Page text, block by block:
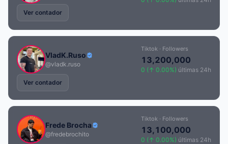
Ver contador
VladK.Ruso
@vladk.ruso
Tiktok · Followers
13,200,000
0 (↑ 0.00%) últimas 24h
Ver contador
Frede Brocha
@fredebrochito
Tiktok · Followers
13,100,000
0 (↑ 0.00%) últimas 24h